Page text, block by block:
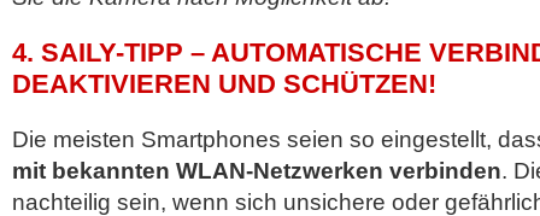
4. SAILY-TIPP – AUTOMATISCHE
DEAKTIVIEREN UND SCHÜTZEN!
Die meisten Smartphones seien so eingestellt,
mit bekannten WLAN-Netzwerken verbinden.
nachteilig sein, wenn sich unsichere oder